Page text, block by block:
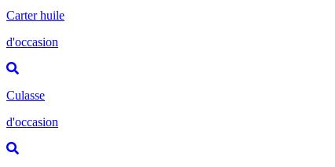
Carter huile
d'occasion
Culasse
d'occasion